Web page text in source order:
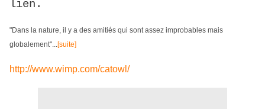
lien.
"Dans la nature, il y a des amitiés qui sont assez improbables mais
globalement"...[suite]
http://www.wimp.com/catowl/